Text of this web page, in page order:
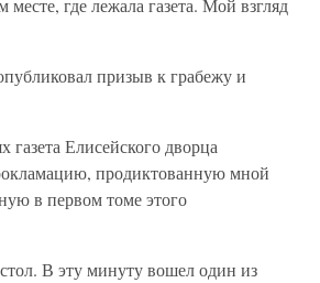
месте, где лежала газета. Мой взгляд
призыв к грабежу и
Елисейского дворца
продиктованную мной
в первом томе этого
В эту минуту вошел один из